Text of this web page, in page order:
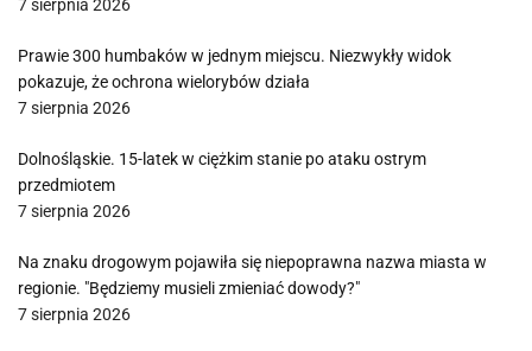
7 sierpnia 2026
Prawie 300 humbaków w jednym miejscu. Niezwykły widok
pokazuje, że ochrona wielorybów działa
7 sierpnia 2026
Dolnośląskie. 15-latek w ciężkim stanie po ataku ostrym
przedmiotem
7 sierpnia 2026
Na znaku drogowym pojawiła się niepoprawna nazwa miasta w
regionie. "Będziemy musieli zmieniać dowody?"
7 sierpnia 2026